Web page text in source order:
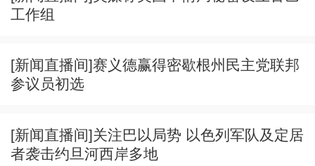
工作组
[新闻直播间]赛义德赢得密歇根州民主党联邦
参议员初选
[新闻直播间]关注巴以局势 以色列军队及定居
者袭击约旦河西岸多地